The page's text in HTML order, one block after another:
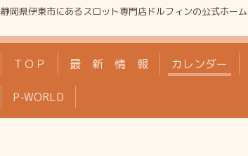
静岡県伊東市にあるスロット専門店ドルフィンの公式ホー
ＴＯＰ 最 新 情 報 カレンダー
P-WORLD